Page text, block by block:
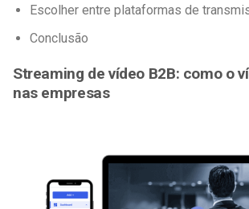
Escolher entre plataformas de
Conclusão
Streaming de vídeo B2B: como o
nas empresas